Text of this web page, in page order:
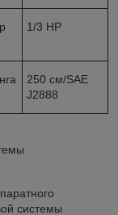
1/3 HP
250 см/SAE
J2888
системы